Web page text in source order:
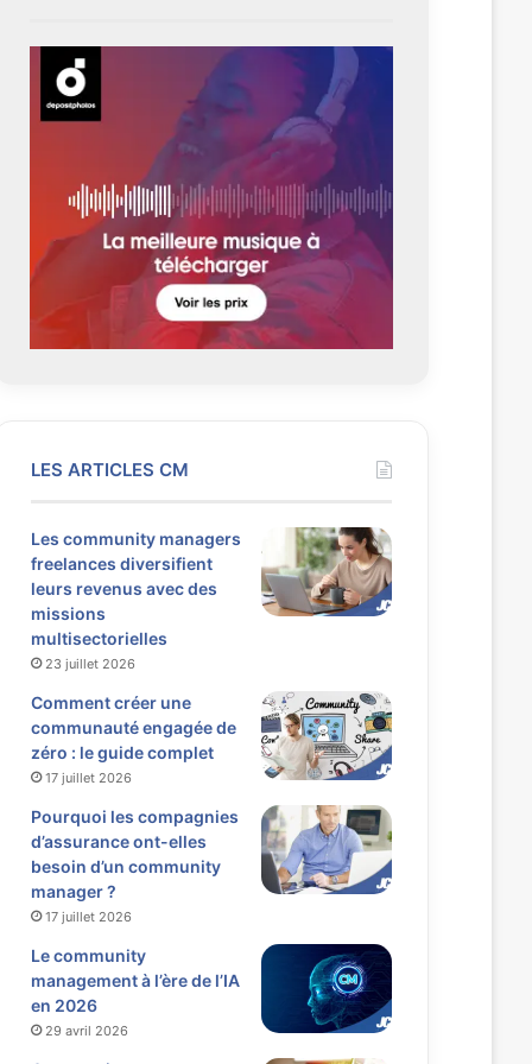
LES ARTICLES CM
Les community managers
freelances diversifient
leurs revenus avec des
missions
multisectorielles
23 juillet 2026
Comment créer une
communauté engagée de
zéro : le guide complet
17 juillet 2026
Pourquoi les compagnies
d’assurance ont-elles
besoin d’un community
manager ?
17 juillet 2026
Le community
management à l’ère de l’IA
en 2026
29 avril 2026